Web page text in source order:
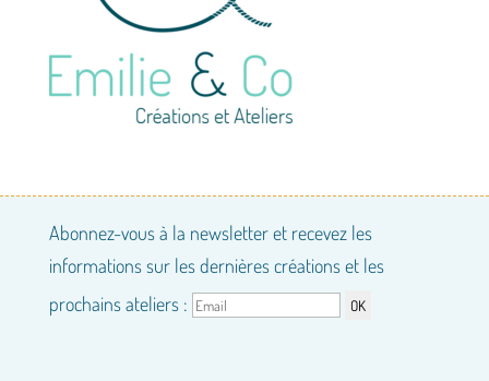
Abonnez-vous à la newsletter et recevez les
informations sur les dernières créations et les
prochains ateliers :